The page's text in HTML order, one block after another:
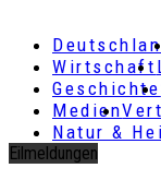
Wirtschaft
Geschichte
Medien
Natur &
Eilmeldungen